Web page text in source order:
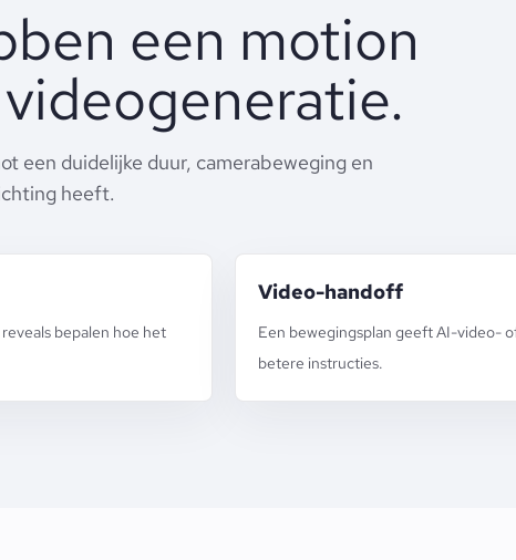
een motion
een duidelijke duur, camerabeweging en
heeft.
bepalen hoe het
Video-handoff
Een bewegingsplan geeft AI-video-
betere instructies.